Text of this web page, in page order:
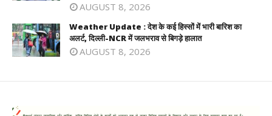
AUGUST 8, 2026
Weather Update : देश के कई हिस्सों में भारी बारिश का
अलर्ट, दिल्ली-NCR में जलभराव से बिगड़े हालात
AUGUST 8, 2026